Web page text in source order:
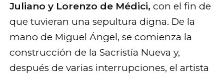
Juliano y Lorenzo de Médici, con el fin de
que tuvieran una sepultura digna. De la
mano de Miguel Ángel, se comienza la
construcción de la Sacristía Nueva y,
después de varias interrupciones, el artista